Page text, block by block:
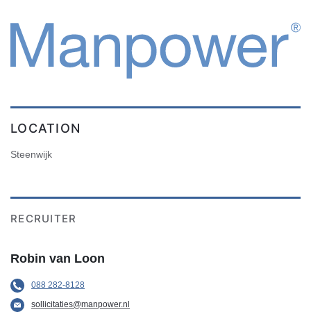
LOCATION
Steenwijk
RECRUITER
Robin van Loon
088 282-8128
sollicitaties@manpower.nl